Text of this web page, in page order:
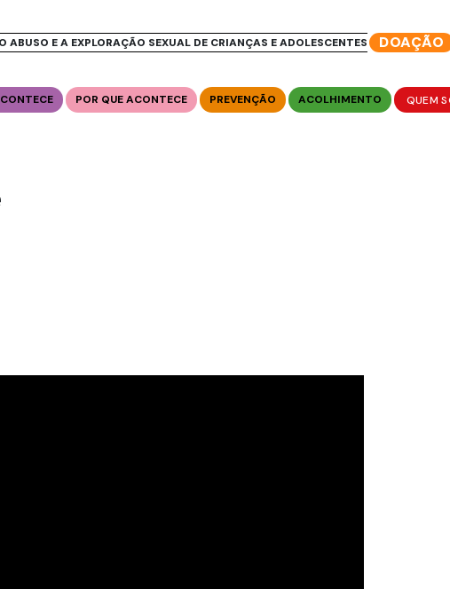
ABUSO E A EXPLORAÇÃO SEXUAL DE CRIANÇAS E ADOLESCENTES DOAÇÃO
POR QUE ACONTECE PREVENÇÃO ACOLHIMENTO QUEM